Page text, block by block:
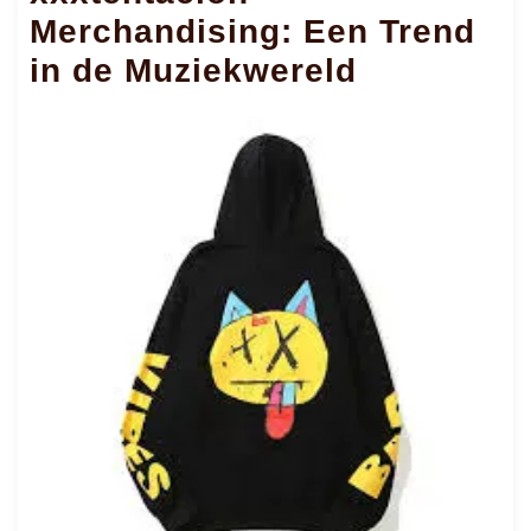
Merchandising: Een Trend
in de Muziekwereld